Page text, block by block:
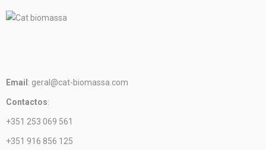
Email : geral@cat-biomassa.com
Contactos:
+351 253 069 561
+351 916 856 125